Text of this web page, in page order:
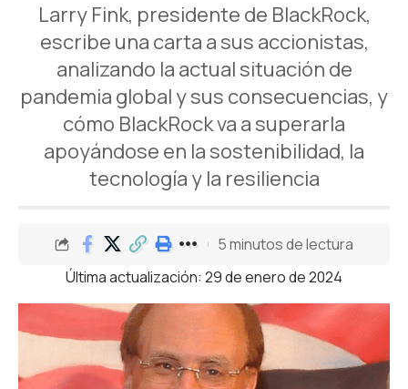
Larry Fink, presidente de BlackRock,
escribe una carta a sus accionistas,
analizando la actual situación de
pandemia global y sus consecuencias, y
cómo BlackRock va a superarla
apoyándose en la sostenibilidad, la
tecnología y la resiliencia
Última actualización: 29 de enero de 2024
5 minutos de lectura